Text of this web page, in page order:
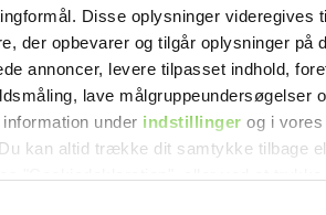
Disse oplysninger videregives
der opbevarer og tilgår oplysninger på
annoncer, levere tilpasset indhold,
lave målgruppeundersøgelser
under indstillinger og i vores
kan altid trække dit samtykke tilbage
“Jeg har
mig ud i ting,
troede, jeg